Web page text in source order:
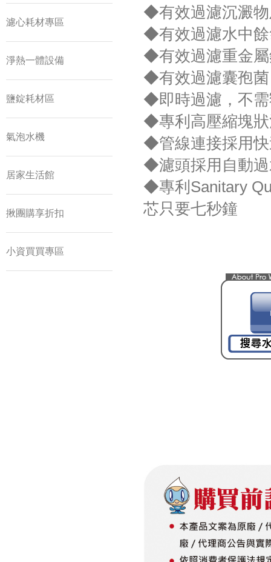
濾心耗材專區
淨熱一體設備
鹽錠耗材區
氣泡水機
居家生活館
揪團購享折扣
小資買買專區
◆有效過濾沉澱
◆有效過濾水中
◆有效過濾重金
◆有效過濾囊孢菌
◆即時過濾，不
◆專利高壓縮塊狀
◆管線連接採用
◆濾頭採用自動過
◆專利Sanitary
芯只要七秒鐘